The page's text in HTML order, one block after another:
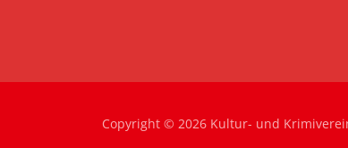
Copyright © 2026 Kultur- und